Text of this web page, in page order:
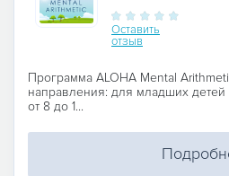
Оставить
отзыв
Программа ALOHA Mental
направления: для младших детей
от 8 до 1...